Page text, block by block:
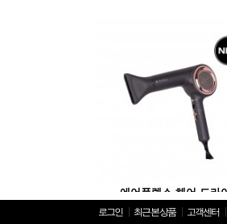
에어플렉스 헤어 드라
로그인 최근 본 상품 고객센터